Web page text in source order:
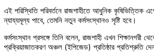
এই পরিস্থিতি পরিবর্তনে রাজশাহীতে আধুনিক কৃষিভিত্তিক
ন্যায্যমূল্য পাবে, তেমনি নতুন কর্মসংস্থানও সৃষ্টি হবে।
কর্মসংস্থান প্রসঙ্গে তিনি বলেন, রাজশাহী এখন শিক্ষানগরী
প্রক্রিয়াজাতকরণ অঞ্চল (ইপিজেড) প্রতিষ্ঠার প্রতিশ্রুতি